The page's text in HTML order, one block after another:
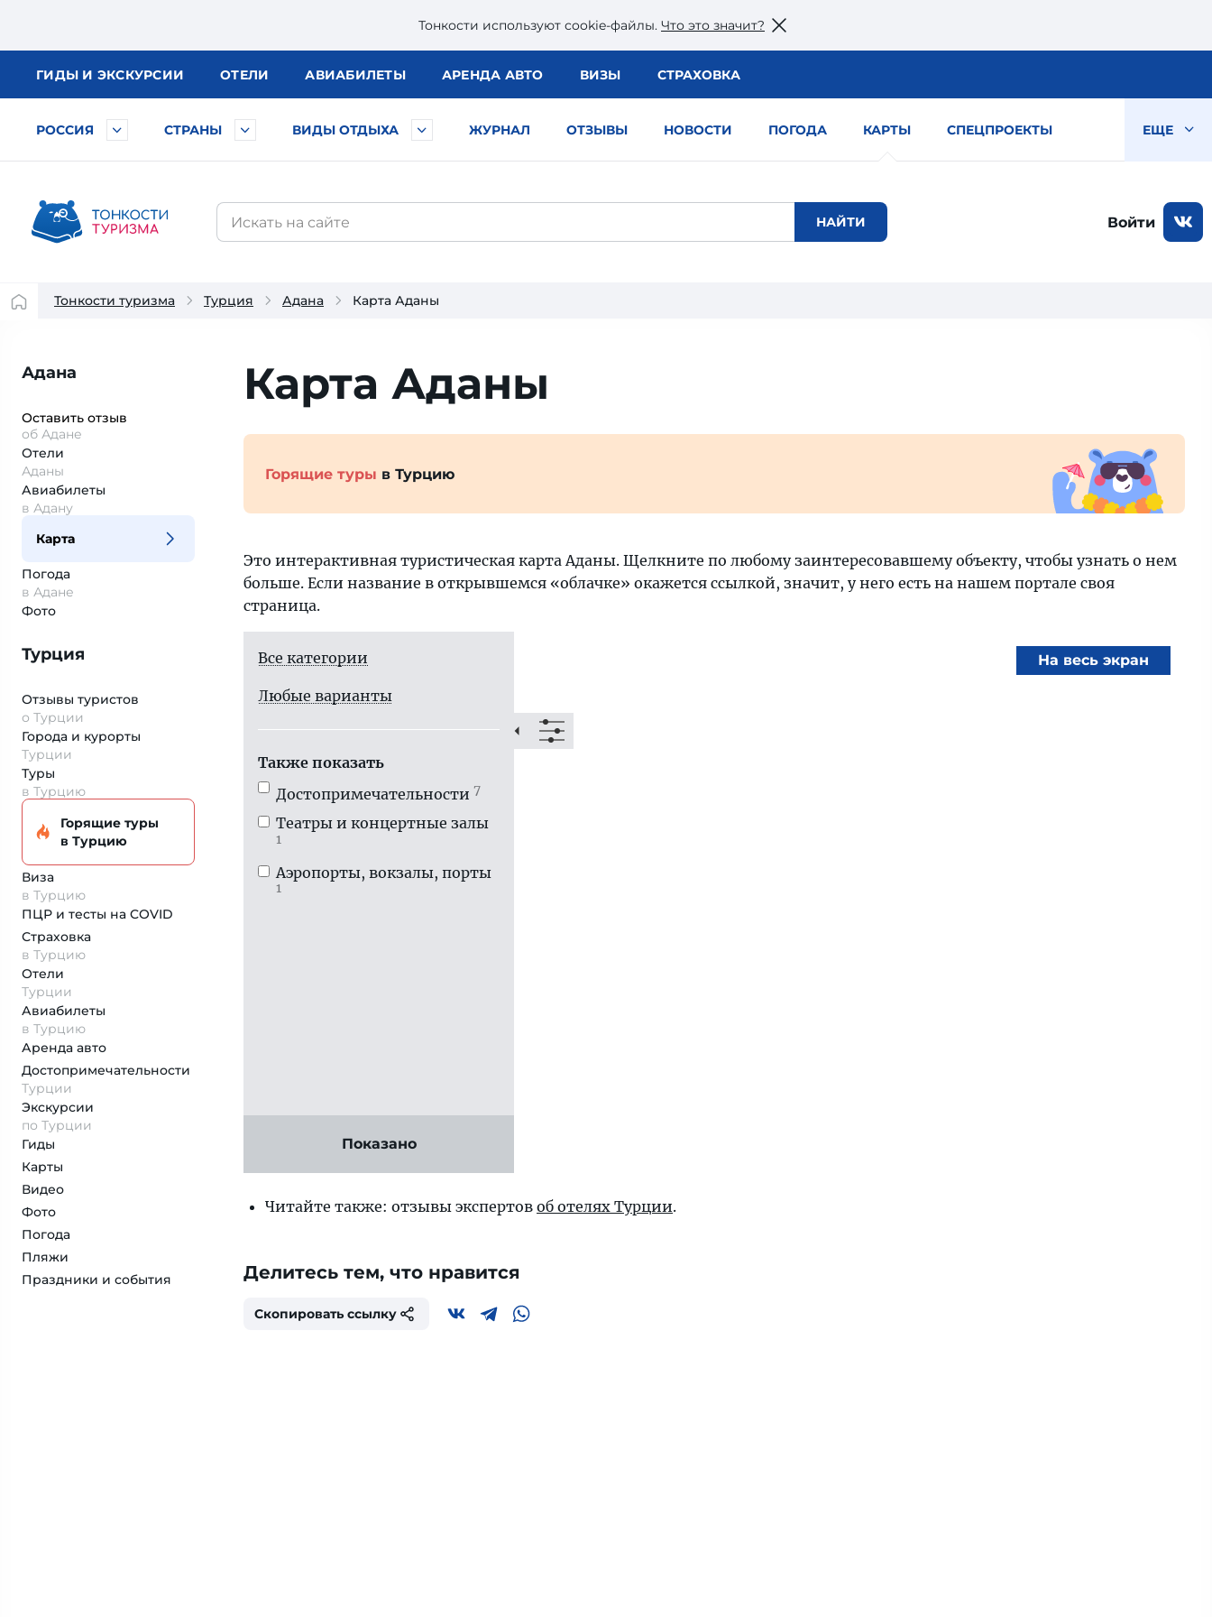
Тонкости используют сookie-файлы. Что это значит?
ГИДЫ И ЭКСКУРСИИ ОТЕЛИ АВИАБИЛЕТЫ АРЕНДА АВТО ВИЗЫ СТРАХОВКА
РОССИЯ СТРАНЫ ВИДЫ ОТДЫХА ЖУРНАЛ ОТЗЫВЫ НОВОСТИ ПОГОДА КАРТЫ СПЕЦПРОЕКТЫ ЕЩЕ
Войти
Тонкости туризма Турция Адана Карта Аданы
Адана
Оставить отзыв
об Адане
Отели
Аданы
Авиабилеты
в Адану
Карта
Погода
в Адане
Фото
Турция
Отзывы туристов
о Турции
Города и курорты
Турции
Туры
в Турцию
Горящие туры
в Турцию
Виза
в Турцию
ПЦР и тесты на COVID
Страховка
в Турцию
Отели
Турции
Авиабилеты
в Турцию
Аренда авто
Достопримеча­тельности
Турции
Экскурсии
по Турции
Гиды
Карты
Видео
Фото
Погода
Пляжи
Праздники и события
Карта Аданы
Горящие туры в Турцию
Это интерактивная туристическая карта Аданы. Щелкните по любому заинтересовавшему объекту, чтобы узнать о нем
больше. Если название в открывшемся «облачке» окажется ссылкой, значит, у него есть на нашем портале своя
страница.
На весь экран
Показано
Все категории
Любые варианты
Также показать
Достопримечатель­ности 7
Театры и концертные залы
1
Аэропорты, вокзалы, порты
1
Читайте также: отзывы экспертов об отелях Турции.
Делитесь тем, что нравится
Скопировать ссылку